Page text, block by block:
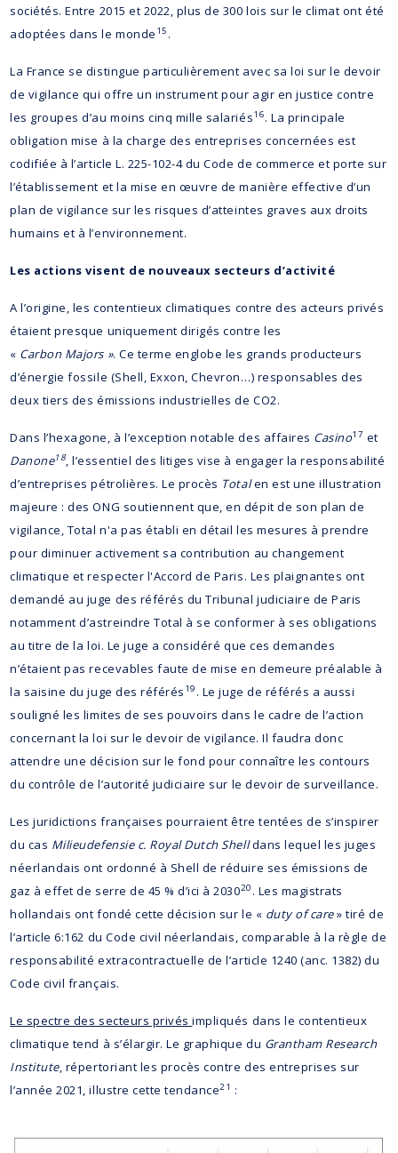
sociétés. Entre 2015 et 2022, plus de 300 lois sur le climat ont été
adoptées dans le monde 15 .
La France se distingue particulièrement avec sa loi sur le devoir
de vigilance qui offre un instrument pour agir en justice contre
les groupes d’au moins cinq mille salariés16. La principale
obligation mise à la charge des entreprises concernées est
codifiée à l’article L. 225-102-4 du Code de commerce et porte sur
l’établissement et la mise en œuvre de manière effective d’un
plan de vigilance sur les risques d’atteintes graves aux droits
humains et à l’environnement.
Les actions visent de nouveaux secteurs d’activité
A l’origine, les contentieux climatiques contre des acteurs privés
étaient presque uniquement dirigés contre les
« Carbon Majors ». Ce terme englobe les grands producteurs
d’énergie fossile (Shell, Exxon, Chevron…) responsables des
deux tiers des émissions industrielles de CO2.
Dans l’hexagone, à l’exception notable des affaires Casino17 et
Danone18, l’essentiel des litiges vise à engager la responsabilité
d’entreprises pétrolières. Le procès Totalen est une illustration
majeure : des ONG soutiennent que, en dépit de son plan de
vigilance, Total n'a pas établi en détail les mesures à prendre
pour diminuer activement sa contribution au changement
climatique et respecter l'Accord de Paris. Les plaignantes ont
demandé au juge des référés du Tribunal judiciaire de Paris
notamment d’astreindre Total à se conformer à ses obligations
au titre de la loi. Le juge a considéré que ces demandes
n’étaient pas recevables faute de mise en demeure préalable à
la saisine du juge des référés 19 . Le juge de référés a aussi
souligné les limites de ses pouvoirs dans le cadre de l’action
concernant la loi sur le devoir de vigilance. Il faudra donc
attendre une décision sur le fond pour connaître les contours
du contrôle de l’autorité judiciaire sur le devoir de surveillance.
Les juridictions françaises pourraient être tentées de s’inspirer
du cas Milieudefensie c. Royal Dutch Shelldans lequel les juges
néerlandais ont ordonné à Shell de réduire ses émissions de
gaz à effet de serre de 45 % d’ici à 203020 . Les magistrats
hollandais ont fondé cette décision sur le « duty of care» tiré de
l’article 6:162 du Code civil néerlandais, comparable à la règle de
responsabilité extracontractuelle de l’article 1240 (anc. 1382) du
Code civil français.
Le spectre des secteurs privésimpliqués dans le contentieux
climatique tend à s’élargir. Le graphique du Grantham Research
Institute, répertoriant les procès contre des entreprises sur
l’année 2021, illustre cette tendance21 :